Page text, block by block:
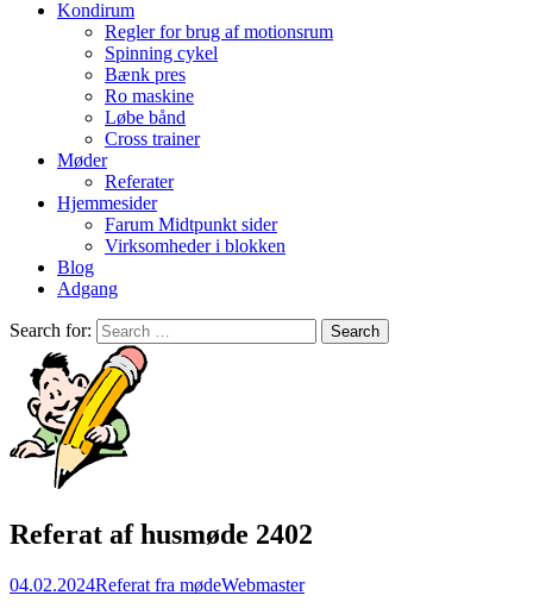
Kondirum
Regler for brug af motionsrum
Spinning cykel
Bænk pres
Ro maskine
Løbe bånd
Cross trainer
Møder
Referater
Hjemmesider
Farum Midtpunkt sider
Virksomheder i blokken
Blog
Adgang
Search for:
Referat af husmøde 2402
04.02.2024Referat fra mødeWebmaster